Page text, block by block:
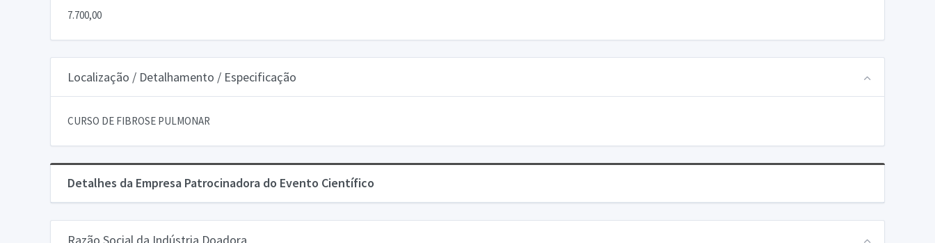
7.700,00
Localização / Detalhamento / Especificação
CURSO DE FIBROSE PULMONAR
Detalhes da Empresa Patrocinadora do Evento Científico
Razão Social da Indústria Doadora